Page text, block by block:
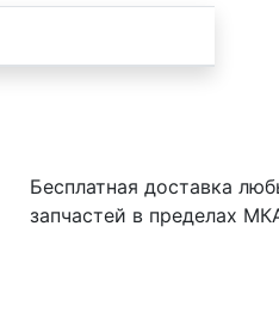
Бесплатная доставка
запчастей в пределах